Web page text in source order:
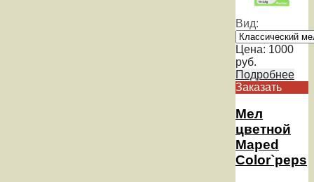
Вид:
Цена: 1000
руб.
Подробнее
Заказать
Мел
цветной
Maped
Color`peps